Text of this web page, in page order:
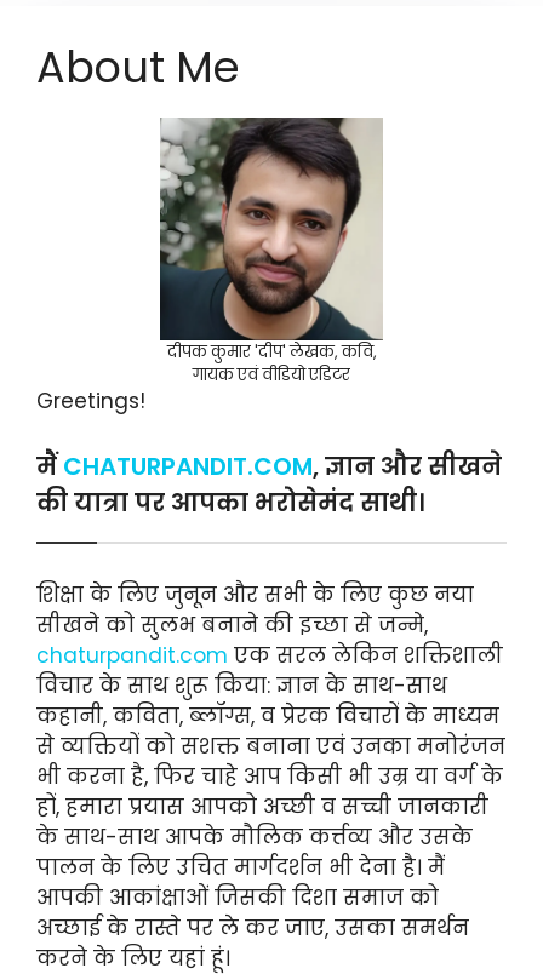
About Me
दीपक कुमार 'दीप' लेखक, कवि,
गायक एवं वीडियो एडिटर
Greetings!
मैंCHATURPANDIT.COM, ज्ञान और सीखने
की यात्रा पर आपका भरोसेमंद साथी।
शिक्षा के लिए जुनून और सभी के लिए कुछ नया
सीखने को सुलभ बनाने की इच्छा से जन्मे,
chaturpandit.com एक सरल लेकिन शक्तिशाली
विचार के साथ शुरू किया: ज्ञान के साथ-साथ
कहानी, कविता, ब्लॉग्स, व प्रेरक विचारों के माध्यम
से व्यक्तियों को सशक्त बनाना एवं उनका मनोरंजन
भी करना है, फिर चाहे आप किसी भी उम्र या वर्ग के
हों, हमारा प्रयास आपको अच्छी व सच्ची जानकारी
के साथ-साथ आपके मौलिक कर्त्तव्य और उसके
पालन के लिए उचित मार्गदर्शन भी देना है। मैं
आपकी आकांक्षाओं जिसकी दिशा समाज को
अच्छाई के रास्ते पर ले कर जाए, उसका समर्थन
करने के लिए यहां हूं।